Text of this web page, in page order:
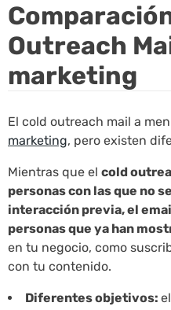
Outreach
marketing
El cold outreach mail a
marketing, pero existen
Mientras que el cold
personas con las que no
interacción previa, el
personas que ya han
en tu negocio, como
con tu contenido.
Diferentes objetivos: